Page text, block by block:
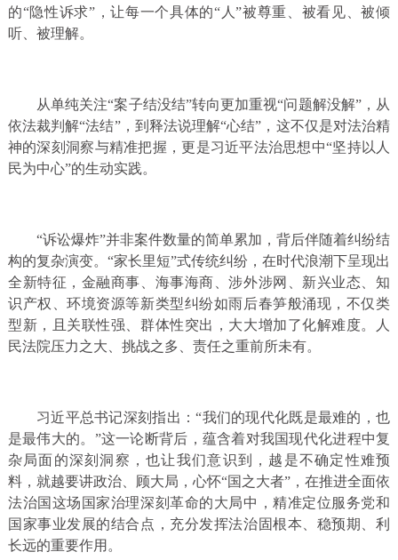
的“隐性诉求”，让每一个具体的“人”被尊重、被看见、被倾
听、被理解。
从单纯关注“案子结没结”转向更加重视“问题解没解”，从
依法裁判解“法结”，到释法说理解“心结”，这不仅是对法治精
神的深刻洞察与精准把握，更是习近平法治思想中“坚持以人
民为中心”的生动实践。
“诉讼爆炸”并非案件数量的简单累加，背后伴随着纠纷结
构的复杂演变。“家长里短”式传统纠纷，在时代浪潮下呈现出
全新特征，金融商事、海事海商、涉外涉网、新兴业态、知
识产权、环境资源等新类型纠纷如雨后春笋般涌现，不仅类
型新，且关联性强、群体性突出，大大增加了化解难度。人
民法院压力之大、挑战之多、责任之重前所未有。
习近平总书记深刻指出：“我们的现代化既是最难的，也
是最伟大的。”这一论断背后，蕴含着对我国现代化进程中复
杂局面的深刻洞察，也让我们意识到，越是不确定性难预
料，就越要讲政治、顾大局，心怀“国之大者”，在推进全面依
法治国这场国家治理深刻革命的大局中，精准定位服务党和
国家事业发展的结合点，充分发挥法治固根本、稳预期、利
长远的重要作用。